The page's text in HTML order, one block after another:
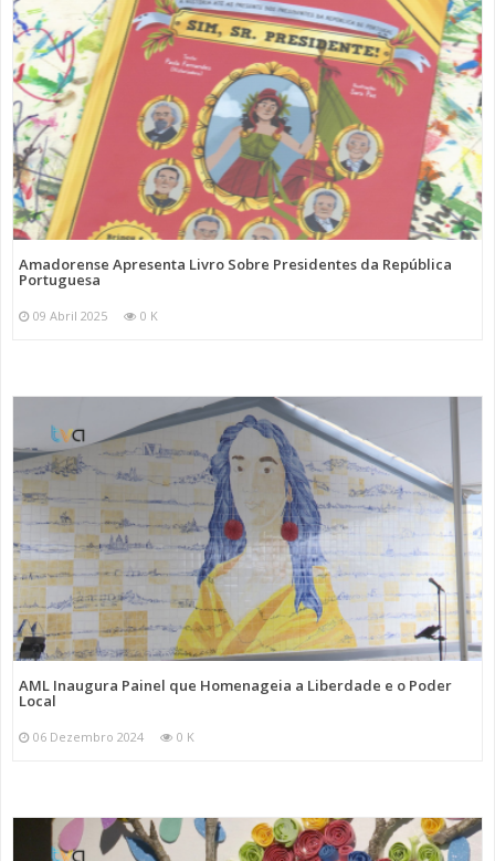
Amadorense Apresenta Livro Sobre Presidentes da República
Portuguesa
09 Abril 2025 0 K
AML Inaugura Painel que Homenageia a Liberdade e o Poder
Local
06 Dezembro 2024 0 K